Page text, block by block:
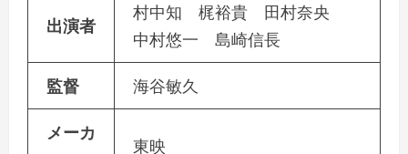
出演者
村中知 梶裕貴 田村奈央
中村悠一 島崎信長
監督 海谷敏久
メーカ
東映